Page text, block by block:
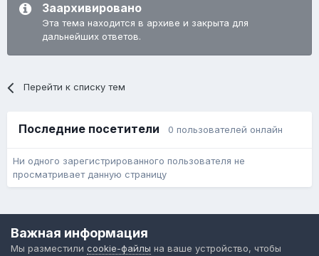
Заархивировано
Эта тема находится в архиве и закрыта для
дальнейших ответов.
Перейти к списку тем
Последние посетители 0 пользователей онлайн
Ни одного зарегистрированного пользователя не
просматривает данную страницу
Форум общественного транспорта
Powered by Invision Community
Важная информация
Мы разместили cookie-файлы на ваше устройство, чтобы